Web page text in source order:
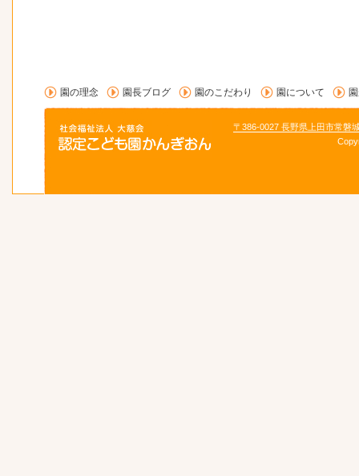
園の理念 園長ブログ 園のこだわり 園について
〒386-0027 長野県上田市常磐